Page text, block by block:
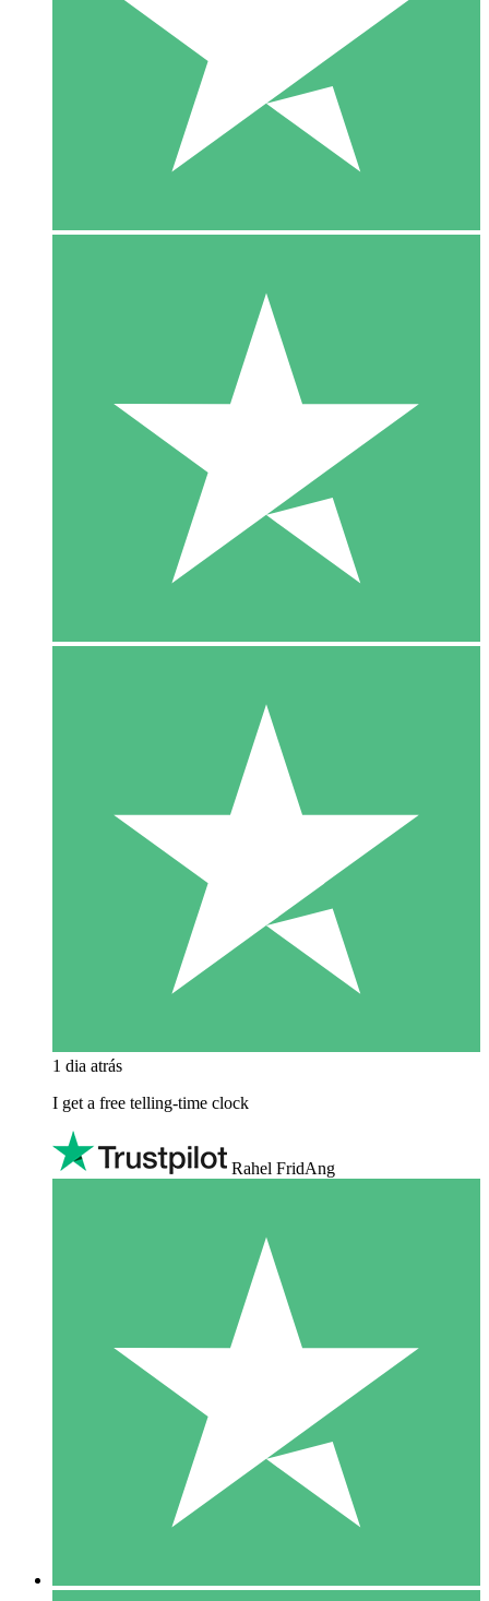
1 dia atrás
I get a free telling-time clock
Rahel FridAng